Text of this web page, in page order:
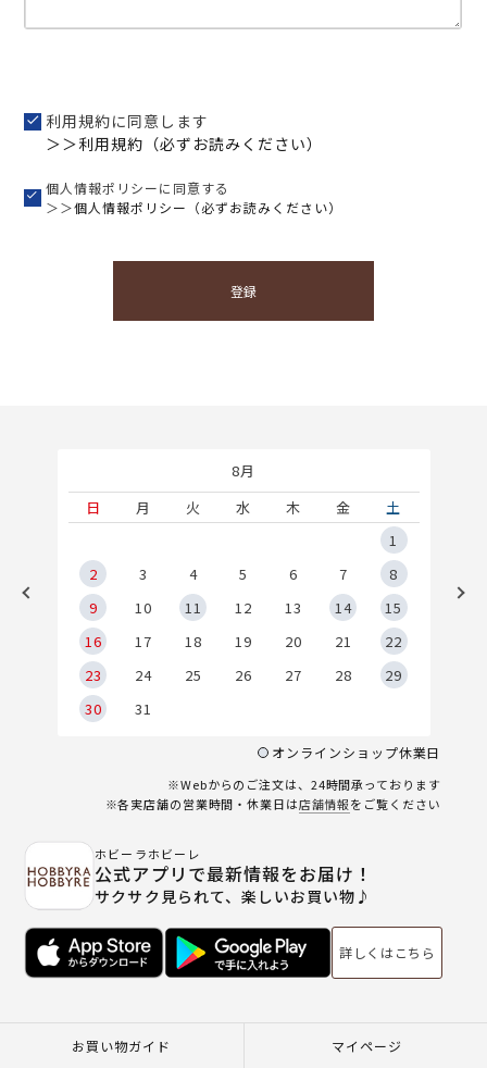
利用規約に同意します
＞＞利用規約（必ずお読みください）
個人情報ポリシーに同意する
＞＞個人情報ポリシー（必ずお読みください）
登録
8月
日
月 火 水 木 金
土
1
2
3 4 5 6 7
8
9
10 11 12 13 14
15
16
17 18 19 20 21
22
23
24 25 26 27 28
29
30
31
オンラインショップ休業日
※Webからのご注文は、24時間承っております
※各実店舗の営業時間・休業日は店舗情報をご覧ください
ホビーラホビーレ
公式アプリで最新情報をお届け！
サクサク見られて、楽しいお買い物♪
詳しくはこちら
お買い物ガイド マイページ